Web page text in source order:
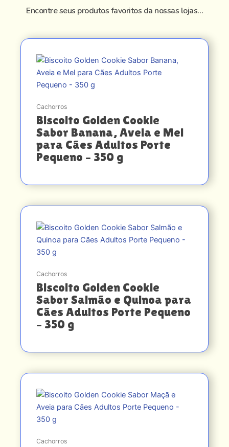
Encontre seus produtos favoritos da nossas lojas…
Cachorros
Biscoito Golden Cookie
Sabor Banana, Aveia e Mel
para Cães Adultos Porte
Pequeno – 350 g
Cachorros
Biscoito Golden Cookie
Sabor Salmão e Quinoa para
Cães Adultos Porte Pequeno
– 350 g
Cachorros